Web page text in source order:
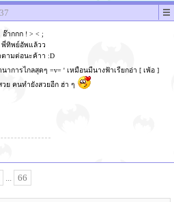
. อ๊ากกก ! > < ;
. พี่ทิพย์อัพแล้วว
ตามต่อนะค้าา :D
าการไกลสุดๆ =v= ' เหมือนมีนางฟ้าเรียกอ่า [ เพ้อ ]
วย คนทำยังสวยอีก ฮ่า ๆ
... 66